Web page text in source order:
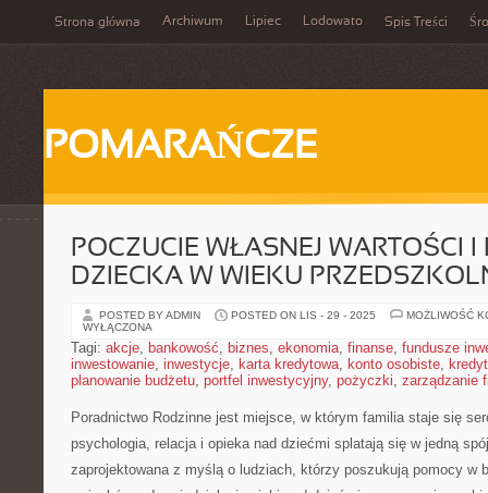
Strona główna Archiwum Lipiec Lodowato Spis Treści
POMARAŃCZE
POCZUCIE WŁASNEJ WARTOŚCI
DZIECKA W WIEKU
POSTED BY ADMIN POSTED ON LIS - 29 - 2025
MOŻLIWOŚĆ
WYŁĄCZONA
Tagi: akcje, bankowość, biznes, ekonomia, finanse, fundusze
inwestowanie, inwestycje, karta kredytowa, konto osobiste,
planowanie budżetu, portfel inwestycyjny, pożyczki, zarządzanie
Poradnictwo Rodzinne jest miejsce, w którym familia staje się
psychologia, relacja i opieka nad dziećmi splatają się w jedną
zaprojektowana z myślą o ludziach, którzy poszukują pomocy w